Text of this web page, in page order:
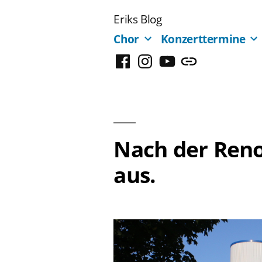
Eriks Blog
Chor
Konzerttermine
FacebookInstagram
YouTubeMastodon
Nach der
aus.